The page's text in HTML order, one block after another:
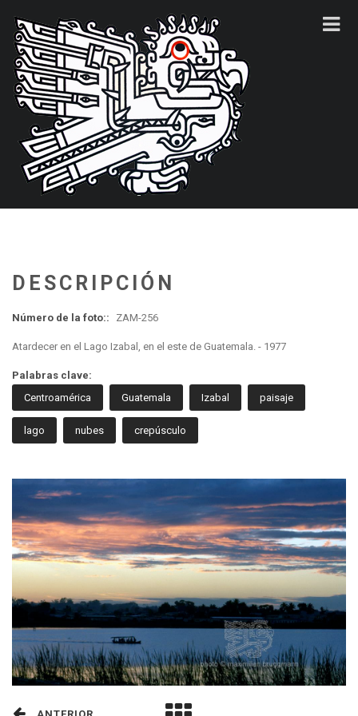
DESCRIPCIÓN
Número de la foto:: ZAM-256
Atardecer en el Lago Izabal, en el este de Guatemala. - 1977
Palabras clave:
Centroamérica
Guatemala Izabal paisaje
lago nubes crepúsculo